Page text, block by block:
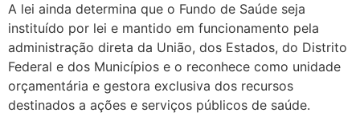
A lei ainda determina que o Fundo de Saúde seja
instituído por lei e mantido em funcionamento pela
administração direta da União, dos Estados, do Distrito
Federal e dos Municípios e o reconhece como unidade
orçamentária e gestora exclusiva dos recursos
destinados a ações e serviços públicos de saúde.